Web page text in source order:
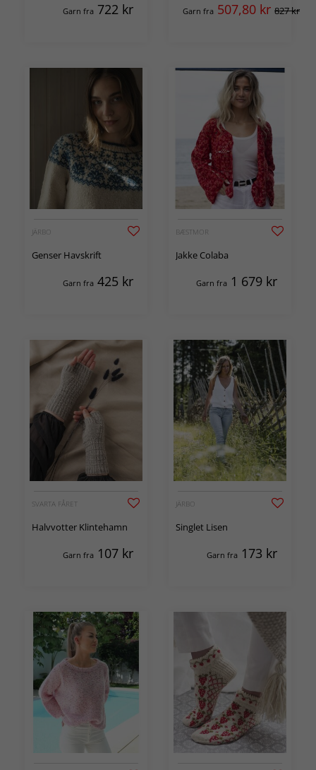
Garn fra 722 kr Garn fra 507,80 kr 827 kr
JÄRBO
Genser Havskrift
Garn fra 425 kr
BÆSTMOR
Jakke Colaba
Garn fra 1 679 kr
SVARTA FÅRET
Halvvotter Klintehamn
Garn fra 107 kr
JÄRBO
Singlet Lisen
Garn fra 173 kr